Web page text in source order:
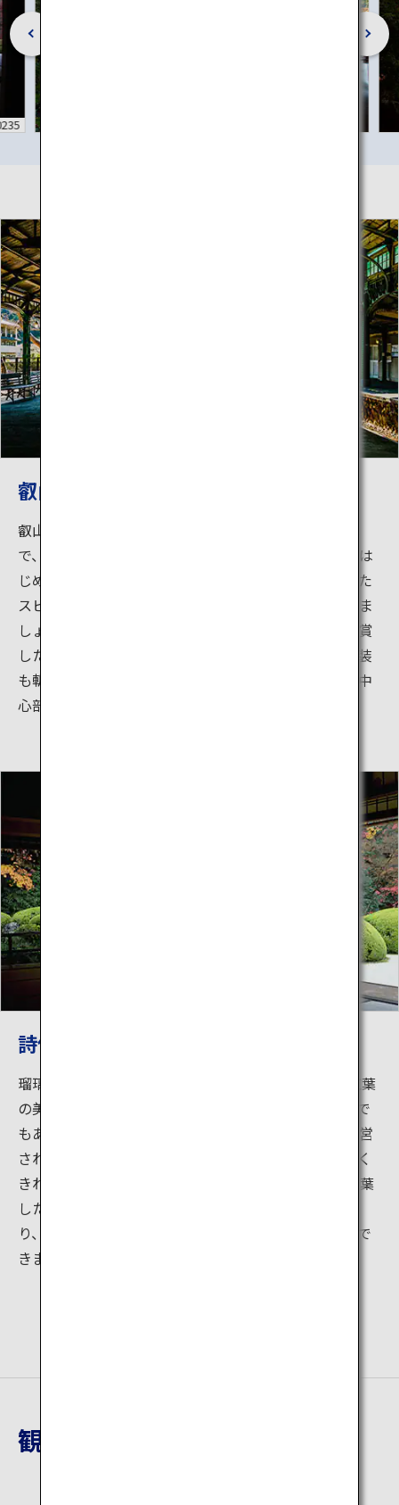
叡山鉄道
叡山（えいざん）電車は京都の市内と洛北を結ぶ電車
で、沿線には貴船神社や鞍馬寺、もみじのトンネルをは
じめとする多くの観光名所があります。ゆっくりとした
スピードで山裾を走り、車窓から景色の変化を楽しみま
しょう。観光列車「ひえい」はグッドデザイン賞を受賞
した大胆で新しいデザイン。楕円の窓枠も新鮮で、内装
も斬新です。瑠璃光院も、「ひえい」を使えば、京都中
心部から気軽に行けます。
詩仙堂丈山寺
瑠璃光院から徒歩約20分。詩仙堂（しせんどう）も紅葉
の美しい庭園をもつお寺です。徳川家の家臣で、詩人で
もあった石川丈山（いしかわじょうざん）によって造営
された山荘でしたが、現在は禅寺になっています。丸く
きれいに刈り込まれたサツキの背後には、鮮やかに紅葉
した木々が広がります。部屋や庭園も当時のままに残
り、縁側に座ってゆったりと紅葉を眺めたり、散策がで
きます。
観光地詳細